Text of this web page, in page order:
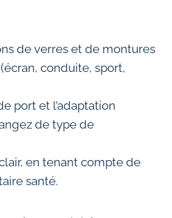
de verres et de montures
conduite, sport,
port et l’adaptation
de type de
en tenant compte de
santé.